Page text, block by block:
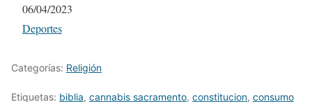
Fecha
06/04/2023
Respecto a
Deportes
Categorías: Religión
Etiquetas: biblia, cannabis sacramento, constitucion, consumo